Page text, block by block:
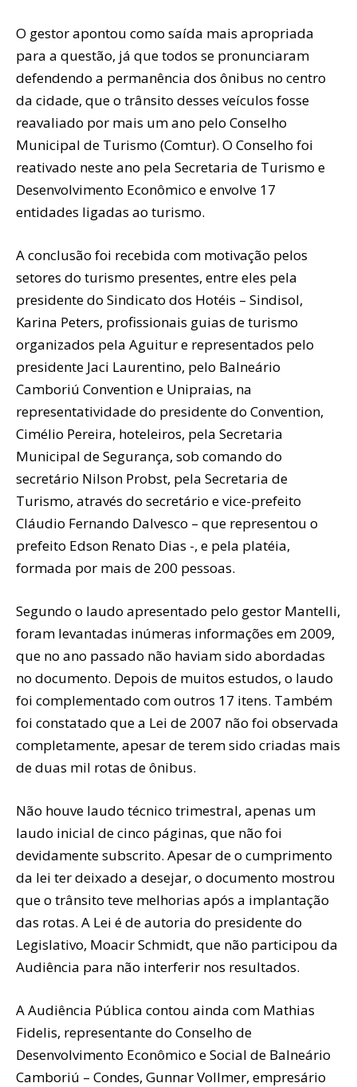
O gestor apontou como saída mais apropriada
para a questão, já que todos se pronunciaram
defendendo a permanência dos ônibus no centro
da cidade, que o trânsito desses veículos fosse
reavaliado por mais um ano pelo Conselho
Municipal de Turismo (Comtur). O Conselho foi
reativado neste ano pela Secretaria de Turismo e
Desenvolvimento Econômico e envolve 17
entidades ligadas ao turismo.
A conclusão foi recebida com motivação pelos
setores do turismo presentes, entre eles pela
presidente do Sindicato dos Hotéis – Sindisol,
Karina Peters, profissionais guias de turismo
organizados pela Aguitur e representados pelo
presidente Jaci Laurentino, pelo Balneário
Camboriú Convention e Unipraias, na
representatividade do presidente do Convention,
Cimélio Pereira, hoteleiros, pela Secretaria
Municipal de Segurança, sob comando do
secretário Nilson Probst, pela Secretaria de
Turismo, através do secretário e vice-prefeito
Cláudio Fernando Dalvesco – que representou o
prefeito Edson Renato Dias -, e pela platéia,
formada por mais de 200 pessoas.
Segundo o laudo apresentado pelo gestor Mantelli,
foram levantadas inúmeras informações em 2009,
que no ano passado não haviam sido abordadas
no documento. Depois de muitos estudos, o laudo
foi complementado com outros 17 itens. Também
foi constatado que a Lei de 2007 não foi observada
completamente, apesar de terem sido criadas mais
de duas mil rotas de ônibus.
Não houve laudo técnico trimestral, apenas um
laudo inicial de cinco páginas, que não foi
devidamente subscrito. Apesar de o cumprimento
da lei ter deixado a desejar, o documento mostrou
que o trânsito teve melhorias após a implantação
das rotas. A Lei é de autoria do presidente do
Legislativo, Moacir Schmidt, que não participou da
Audiência para não interferir nos resultados.
A Audiência Pública contou ainda com Mathias
Fidelis, representante do Conselho de
Desenvolvimento Econômico e Social de Balneário
Camboriú – Condes, Gunnar Vollmer, empresário